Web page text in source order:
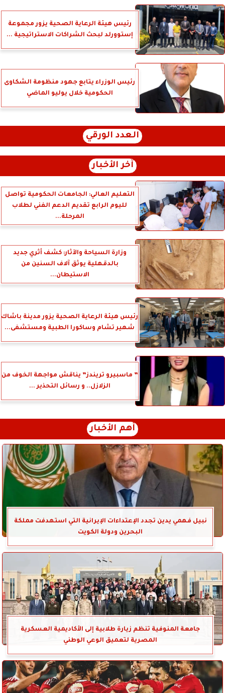
رئيس هيئة الرعاية الصحية يزور مجموعة
إستوورلد لبحث الشراكات الاستراتيجية ...
رئيس الوزراء يتابع جهود منظومة الشكاوى
الحكومية خلال يوليو الماضي
العدد الورقي
آخر الأخبار
التعليم العالي: الجامعات الحكومية تواصل
لليوم الرابع تقديم الدعم الفني لطلاب
المرحلة...
وزارة السياحة والآثار: كشف أثري جديد
بالدقهلية يوثق آلاف السنين من
الاستيطان...
رئيس هيئة الرعاية الصحية يزور مدينة باشاك
شهير تشام وساكورا الطبية ومستشفى...
” ماسبيرو تريندز” يناقش مواجهة الخوف من
الزلازل.. و رسائل التحذير ...
أهم الأخبار
نبيل فهمي يدين تجدد الإعتداءات الإيرانية التي استهدفت مملكة
البحرين ودولة الكويت
جامعة المنوفية تنظم زيارة طلابية إلى الأكاديمية العسكرية
المصرية لتعميق الوعي الوطني